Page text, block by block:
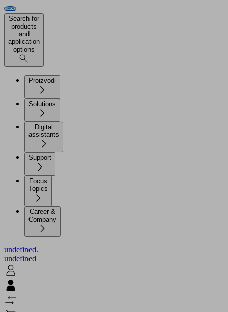
Search for
products
and
application
options
Proizvodi
Solutions
Digital
assistants
Support
Focus
Topics
Career &
Company
undefined.
undefined